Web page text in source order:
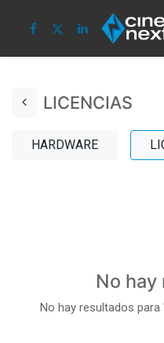
LICENCIAS
HARDWARE
No
No hay resultados para